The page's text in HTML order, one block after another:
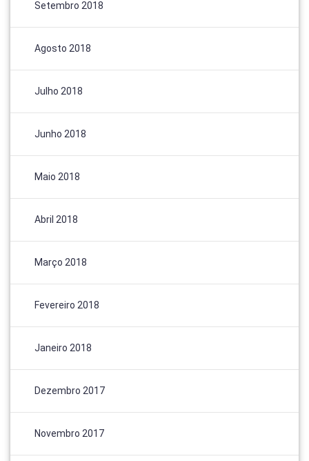
Setembro 2018
Agosto 2018
Julho 2018
Junho 2018
Maio 2018
Abril 2018
Março 2018
Fevereiro 2018
Janeiro 2018
Dezembro 2017
Novembro 2017